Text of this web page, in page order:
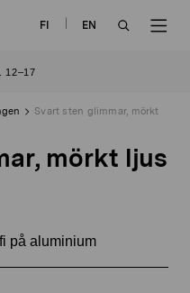
FI
EN
12–17
Svart sten glimmar, mörkt
mörkt ljus
på aluminium